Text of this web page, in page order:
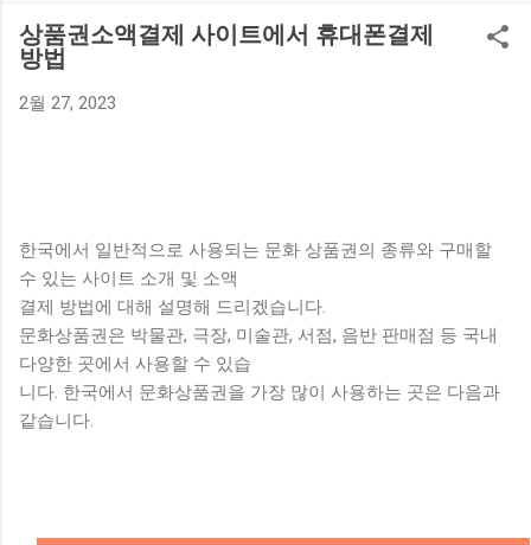
상품권소액결제 사이트에서 휴대폰결제
방법
2월 27, 2023
한국에서 일반적으로 사용되는 문화 상품권의 종류와 구매할
수 있는 사이트 소개 및 소액
결제 방법에 대해 설명해 드리겠습니다.
문화상품권은 박물관, 극장, 미술관, 서점, 음반 판매점 등 국내
다양한 ​​곳에서 사용할 수 있습
니다. 한국에서 문화상품권을 가장 많이 사용하는 곳은 다음과
같습니다.